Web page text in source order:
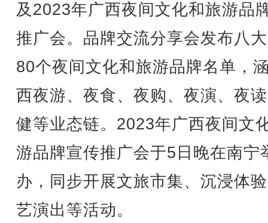
及2023年广西夜间文化和旅游品
推广会。品牌交流分享会发布八
80个夜间文化和旅游品牌名单，
西夜游、夜食、夜购、夜演、夜
健等业态链。2023年广西夜间文
游品牌宣传推广会于5日晚在南宁
办，同步开展文旅市集、沉浸体
艺演出等活动。